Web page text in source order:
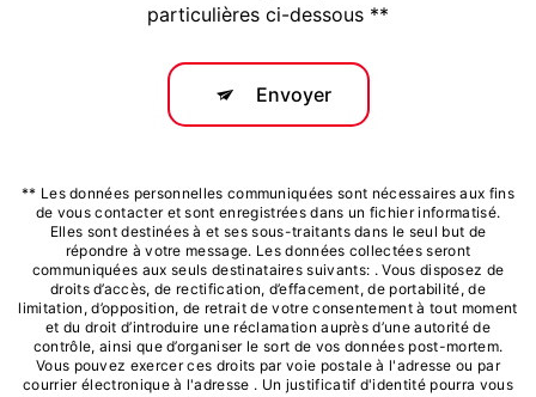
particulières ci-dessous **
Envoyer
** Les données personnelles communiquées sont nécessaires aux fins
de vous contacter et sont enregistrées dans un fichier informatisé.
Elles sont destinées à et ses sous-traitants dans le seul but de
répondre à votre message. Les données collectées seront
communiquées aux seuls destinataires suivants: . Vous disposez de
droits d’accès, de rectification, d’effacement, de portabilité, de
limitation, d’opposition, de retrait de votre consentement à tout moment
et du droit d’introduire une réclamation auprès d’une autorité de
contrôle, ainsi que d’organiser le sort de vos données post-mortem.
Vous pouvez exercer ces droits par voie postale à l'adresse ou par
courrier électronique à l'adresse . Un justificatif d'identité pourra vous